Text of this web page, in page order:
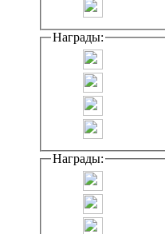
Награды:
Награды: